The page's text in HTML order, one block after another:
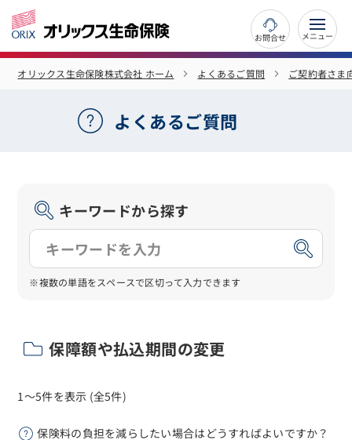
お問合せ
オリックス生命保険株式会社 ホーム よくあるご質問 ご契約者さま
よくあるご質問
キーワードから探す
※複数の単語をスペースで区切って入力できます
保障額や払込期間の変更
1～5件を表示 (全5件)
保険料の負担を減らしたい場合はどうすればよいですか？